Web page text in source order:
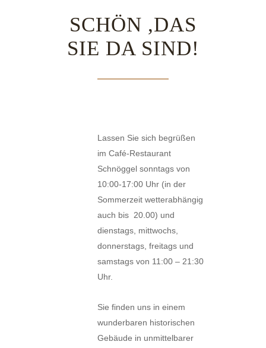
SCHÖN ,DAS
SIE DA SIND!
Lassen Sie sich begrüßen
im Café-Restaurant
Schnöggel sonntags von
10:00-17:00 Uhr (in der
Sommerzeit wetterabhängig
auch bis 20.00) und
dienstags, mittwochs,
donnerstags, freitags und
samstags von 11:00 – 21:30
Uhr.
Sie finden uns in einem
wunderbaren historischen
Gebäude in unmittelbarer